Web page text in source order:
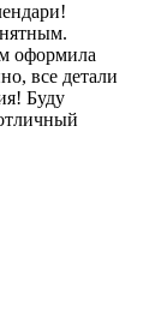
оформила
все детали
Буду